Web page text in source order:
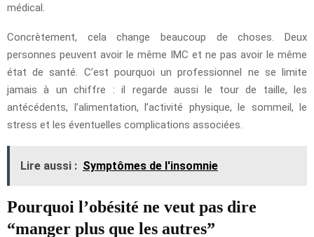
médical.
Concrètement, cela change beaucoup de choses. Deux
personnes peuvent avoir le même IMC et ne pas avoir le même
état de santé. C’est pourquoi un professionnel ne se limite
jamais à un chiffre : il regarde aussi le tour de taille, les
antécédents, l’alimentation, l’activité physique, le sommeil, le
stress et les éventuelles complications associées.
Lire aussi : Symptômes de l'insomnie
Pourquoi l’obésité ne veut pas dire
“manger plus que les autres”